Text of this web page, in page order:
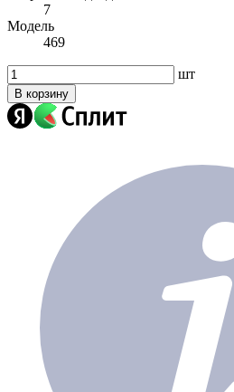
7
Модель
469
шт
В корзину